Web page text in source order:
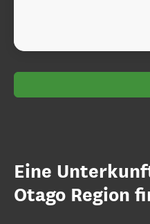
Eine
Otago Region